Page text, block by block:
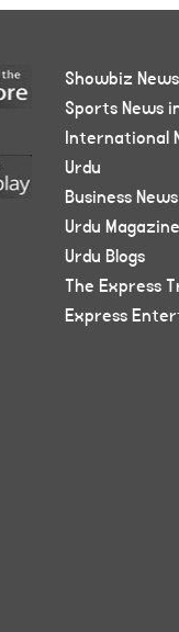
Showbiz
Sports News
International
Urdu
Business
Urdu Magazine
Urdu Blogs
The Express
Express